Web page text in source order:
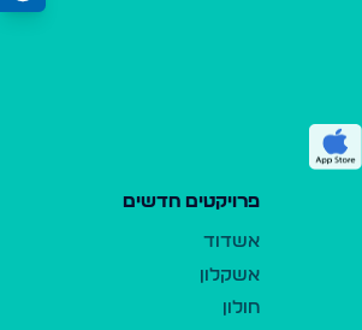
פרויקטים חדשים
אשדוד
אשקלון
חולון